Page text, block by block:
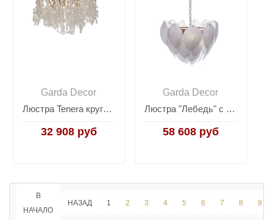
Garda Decor
Люстра Tenera круглая золото 86-90186
32 908 руб
Garda Decor
Люстра "Лебедь" с матовыми лепестками 62GDW-8903-600M
58 608 руб
В
НАЧАЛО
НАЗАД 1 2 3 4 5 6 7 8 9